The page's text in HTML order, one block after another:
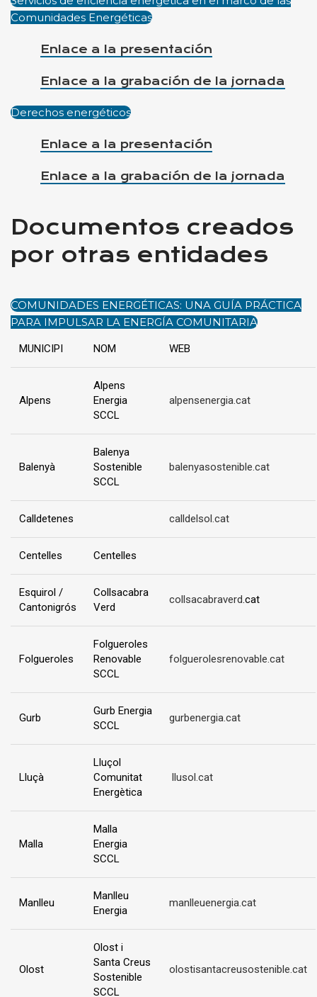
Comunidades Energéticas
Enlace a la presentación
Enlace a la grabación de la jornada
Derechos energéticos
Enlace a la presentación
Enlace a la grabación de la jornada
Documentos creados
por otras entidades
COMUNIDADES ENERGÉTICAS: UNA GUÍA PRÁCTICA
PARA IMPULSAR LA ENERGÍA COMUNITARIA
MUNICIPI NOM WEB
Alpens
Alpens
Energia
SCCL
alpensenergia.cat
Balenyà
Balenya
Sostenible
SCCL
balenyasostenible.cat
Calldetenes calldelsol.cat
Centelles Centelles
Esquirol /
Cantonigrós
Collsacabra
Verd
collsacabraverd.cat
Folgueroles
Folgueroles
Renovable
SCCL
folguerolesrenovable.cat
Gurb
Gurb Energia
SCCL
gurbenergia.cat
Lluçà
Lluçol
Comunitat
Energètica
llusol.cat
Malla
Malla
Energia
SCCL
Manlleu
Manlleu
Energia
manlleuenergia.cat
Olost
Olost i
Santa Creus
Sostenible
SCCL
olostisantacreusostenible.cat